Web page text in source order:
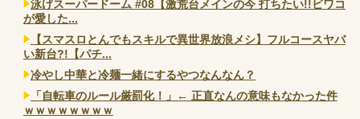
泳げスーパードーム #08【激荒台メインの今 打ちたい!!ビワコ
が愛した...
【スマスロとんでもスキルで異世界放浪メシ】フルコースヤバ
い新台?!【パチ...
冷やし中華と冷麺一緒にするやつなんなん？
「自転車のルール厳罰化！」← 正直なんの意味もなかった件
ｗｗｗｗｗｗｗｗ